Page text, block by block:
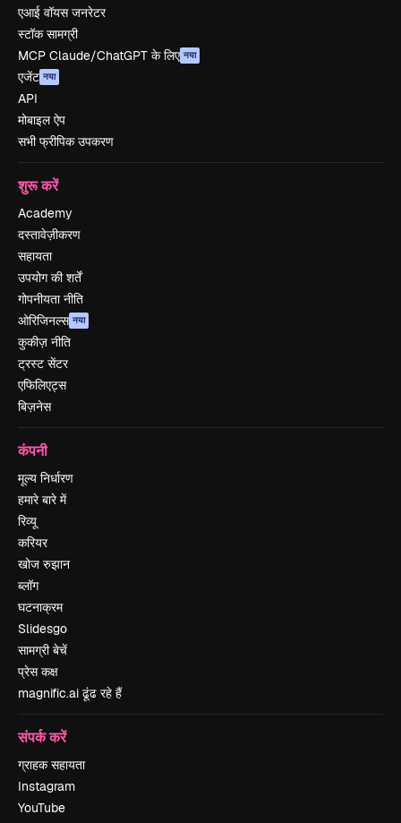
एआई वॉयस जनरेटर
स्टॉक सामग्री
MCP Claude/ChatGPT के लिए नया
एजेंट नया
API
मोबाइल ऐप
सभी फ्रीपिक उपकरण
शुरू करें
Academy
दस्तावेज़ीकरण
सहायता
उपयोग की शर्तें
गोपनीयता नीति
ओरिजिनल्स नया
कुकीज़ नीति
ट्रस्ट सेंटर
एफिलिएट्स
बिज़नेस
कंपनी
मूल्य निर्धारण
हमारे बारे में
रिव्यू
करियर
खोज रुझान
ब्लॉग
घटनाक्रम
Slidesgo
सामग्री बेचें
प्रेस कक्ष
magnific.ai ढूंढ रहे हैं
संपर्क करें
ग्राहक सहायता
Instagram
YouTube